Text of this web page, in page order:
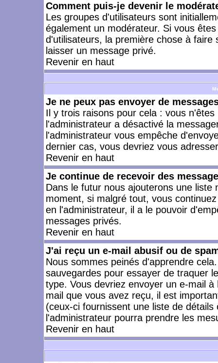
Comment puis-je devenir le
Les groupes d'utilisateurs sont
également un modérateur. Si vous
d'utilisateurs, la première chose à
laisser un message privé.
Revenir en haut
Je ne peux pas envoyer de
Il y trois raisons pour cela : vous
l'administrateur a désactivé la
l'administrateur vous empêche
dernier cas, vous devriez vous
Revenir en haut
Je continue de recevoir des
Dans le futur nous ajouterons une
moment, si malgré tout, vous
en l'administrateur, il a le pouvoir
messages privés.
Revenir en haut
J'ai reçu un e-mail abusif ou de
Nous sommes peinés d'apprendre
sauvegardes pour essayer de traquer
type. Vous devriez envoyer un e-mail
mail que vous avez reçu, il est
(ceux-ci fournissent une liste de
l'administrateur pourra prendre les
Revenir en haut